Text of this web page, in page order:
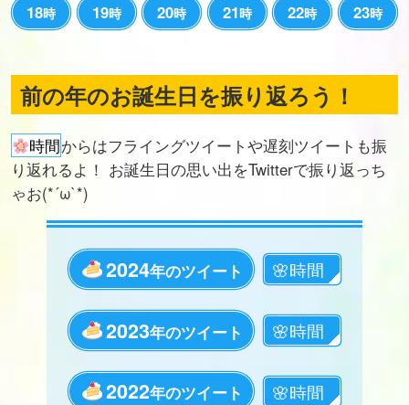
18時 19時 20時 21時 22時 23時
前の年のお誕生日を振り返ろう！
時間からはフライングツイートや遅刻ツイートも振
り返れるよ！ お誕生日の思い出をTwitterで振り返っち
ゃお(*´ω`*)
2024年のツイート
2023年のツイート
2022年のツイート